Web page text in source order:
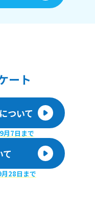
ート
ついて
月7日まで
て
28日まで